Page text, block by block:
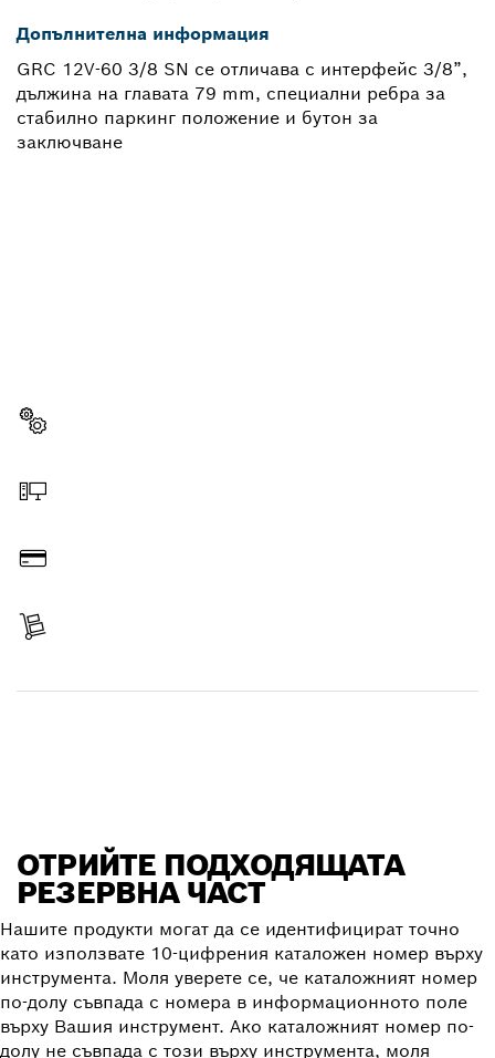
Допълнителна информация
GRC 12V-60 3/8 SN се отличава с интерфейс 3/8”,
дължина на главата 79 mm, специални ребра за
стабилно паркинг положение и бутон за
заключване
ОТРИЙТЕ ПОДХОДЯЩАТА
РЕЗЕРВНА ЧАСТ
Нашите продукти могат да се идентифицират точно
като използвате 10-цифрения каталожен номер върху
инструмента. Моля уверете се, че каталожният номер
по-долу съвпада с номера в информационното поле
върху Вашия инструмент. Ако каталожният номер по-
долу не съвпада с този върху инструмента, моля